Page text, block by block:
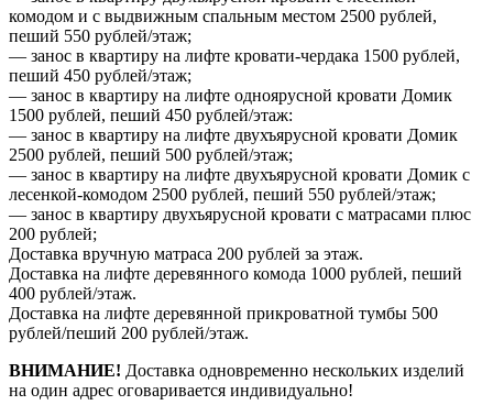
комодом и с выдвижным спальным местом 2500 рублей,
пеший 550 рублей/этаж;
— занос в квартиру на лифте кровати-чердака 1500 рублей,
пеший 450 рублей/этаж;
— занос в квартиру на лифте одноярусной кровати Домик
1500 рублей, пеший 450 рублей/этаж:
— занос в квартиру на лифте двухъярусной кровати Домик
2500 рублей, пеший 500 рублей/этаж;
— занос в квартиру на лифте двухъярусной кровати Домик с
лесенкой-комодом 2500 рублей, пеший 550 рублей/этаж;
— занос в квартиру двухъярусной кровати с матрасами плюс
200 рублей;
Доставка вручную матраса 200 рублей за этаж.
Доставка на лифте деревянного комода 1000 рублей, пеший
400 рублей/этаж.
Доставка на лифте деревянной прикроватной тумбы 500
рублей/пеший 200 рублей/этаж.
ВНИМАНИЕ! Доставка одновременно нескольких изделий
на один адрес оговаривается индивидуально!